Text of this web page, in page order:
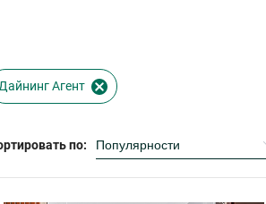
Дайнинг Агент
по: